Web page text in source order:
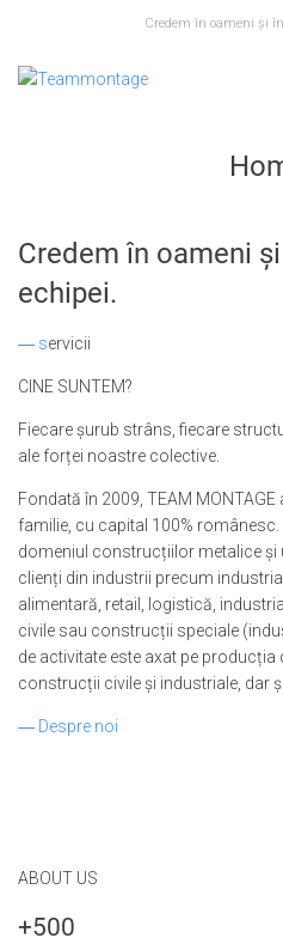
content
Credem în oameni și
Credem în oameni
echipei.
― servicii
CINE SUNTEM?
Fiecare șurub strâns, fiecare
ale forței noastre colective.
Fondată în 2009, TEAM
familie, cu capital 100% românesc.
domeniul construcțiilor metalice și
clienți din industrii precum
alimentară, retail, logistică,
civile sau construcții speciale
de activitate este axat pe
construcții civile și industriale, dar
― Despre noi
ABOUT US
+500